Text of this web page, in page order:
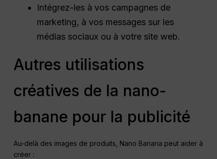
Intégrez-les à vos campagnes de
marketing, à vos messages sur les
médias sociaux ou à votre site web.
Autres utilisations
créatives de la nano-
banane pour la publicité
Au-delà des images de produits, Nano Banana peut aider à
créer :